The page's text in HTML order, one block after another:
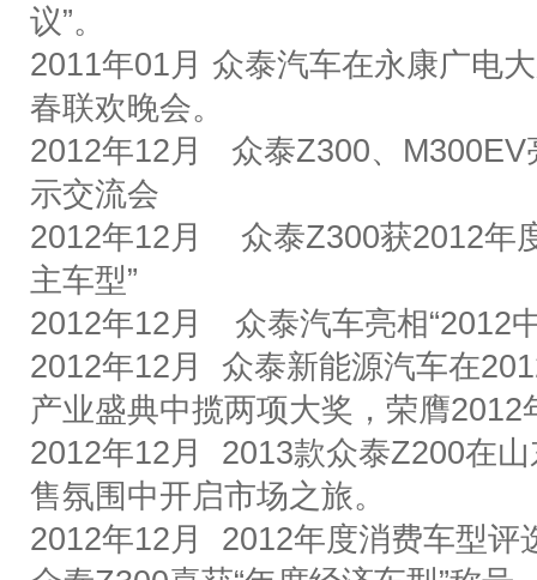
议”。
2011年01月 众泰汽车在永康广电
春联欢晚会。
2012年12月 众泰Z300、 M300EV
示交流会
2012年12月 众泰Z300获2012年
主车型”
2012年12月 众泰汽车亮相“2012
2012年12月 众泰新能源汽车在
产业盛典中揽两项大奖，荣膺2012
2012年12月 2013款众泰Z200在
售氛围中开启市场之旅。
2012年12月 2012年度消费车型评